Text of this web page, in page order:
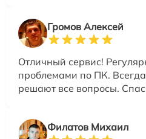
Громов Алексей
Отличный сервис!
проблемами по ПК.
решают все вопросы.
Филатов Михаил